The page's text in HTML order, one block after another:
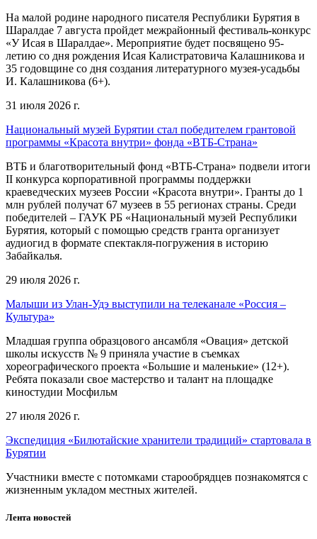
На малой родине народного писателя Республики Бурятия в
Шаралдае 7 августа пройдет межрайонный фестиваль-конкурс
«У Исая в Шаралдае». Мероприятие будет посвящено 95-
летию со дня рождения Исая Калистратовича Калашникова и
35 годовщине со дня создания литературного музея-усадьбы
И. Калашникова (6+).
31 июля 2026 г.
Национальный музей Бурятии стал победителем грантовой
программы «Красота внутри» фонда «ВТБ-Страна»
ВТБ и благотворительный фонд «ВТБ-Страна» подвели итоги
II конкурса корпоративной программы поддержки
краеведческих музеев России «Красота внутри». Гранты до 1
млн рублей получат 67 музеев в 55 регионах страны. Среди
победителей – ГАУК РБ «Национальный музей Республики
Бурятия, который с помощью средств гранта организует
аудиогид в формате спектакля-погружения в историю
Забайкалья.
29 июля 2026 г.
Малыши из Улан-Удэ выступили на телеканале «Россия –
Культура»
Младшая группа образцового ансамбля «Овация» детской
школы искусств № 9 приняла участие в съемках
хореографического проекта «Большие и маленькие» (12+).
Ребята показали свое мастерство и талант на площадке
киностудии Мосфильм
27 июля 2026 г.
Экспедиция «Билютайские хранители традиций» стартовала в
Бурятии
Участники вместе с потомками старообрядцев познакомятся с
жизненным укладом местных жителей.
Лента новостей